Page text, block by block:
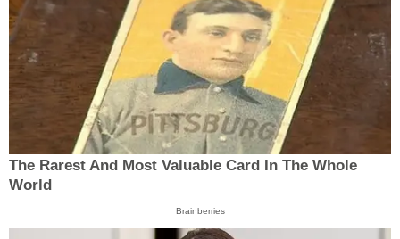
The Rarest And Most Valuable Card In The Whole
World
Brainberries